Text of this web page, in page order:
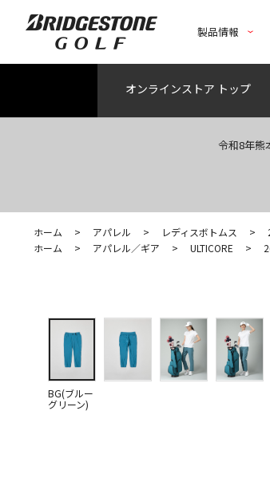
製品情報
オンラインストア トップ
令和8年熊
ホーム > アパレル > レディスボトムス >
ホーム
> アパレル／ギア > ULTICORE >
BG(ブルー
グリーン)